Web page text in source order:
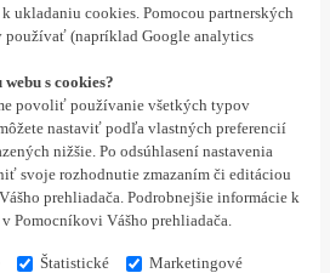
ukladaniu cookies. Pomocou partnerských
používať (napríklad Google analytics
s cookies?
povoliť používanie všetkých typov
nastaviť podľa vlastných preferencií
nižšie. Po odsúhlasení nastavenia
svoje rozhodnutie zmazaním či editáciou
prehliadača. Podrobnejšie informácie k
Pomocníkovi Vášho prehliadača.
Štatistické Marketingové